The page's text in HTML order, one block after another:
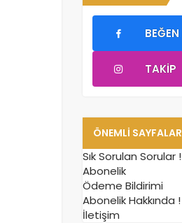
BEĞEN
TAKIP
ÖNEMLI SAYFALAR
Sık Sorulan Sorular !
Abonelik
Ödeme Bildirimi
Abonelik Hakkında !
İletişim